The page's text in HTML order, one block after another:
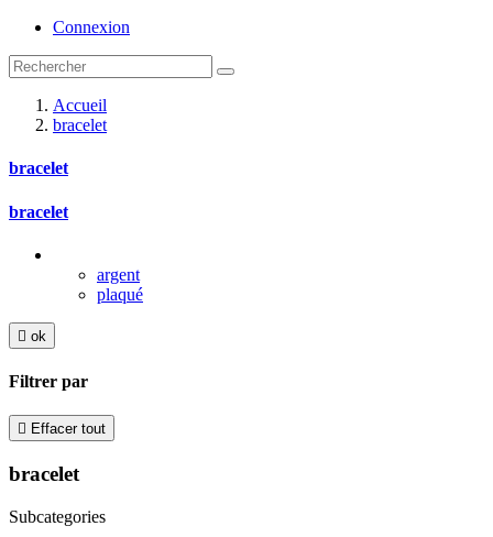
Connexion
Accueil
bracelet
bracelet
bracelet
argent
plaqué
 ok
Filtrer par
 Effacer tout
bracelet
Subcategories